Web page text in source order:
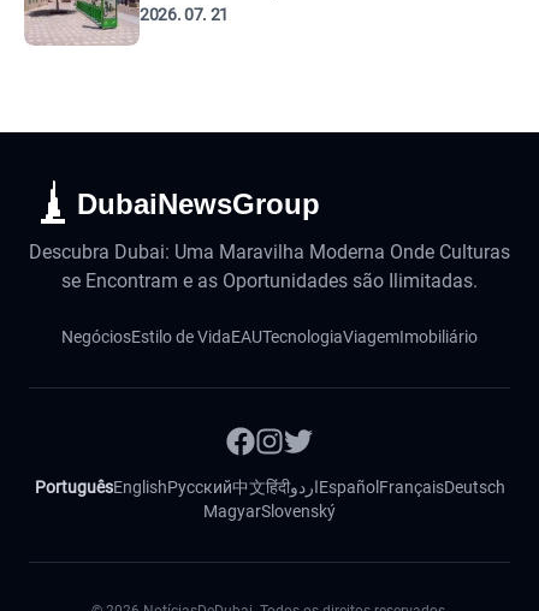
2026. 07. 21
DubaiNewsGroup
Descubra Dubai: Uma Maravilha Moderna Onde Culturas
se Encontram e as Oportunidades são Ilimitadas.
NegóciosEstilo de VidaEAUTecnologiaViagemImobiliário
PortuguêsEnglishРусский中文हिंदीاردوEspañol FrançaisDeutsch
MagyarSlovenský